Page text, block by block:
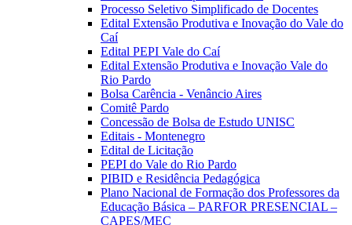
Processo Seletivo Simplificado de Docentes
Edital Extensão Produtiva e Inovação do Vale do
Caí
Edital PEPI Vale do Caí
Edital Extensão Produtiva e Inovação Vale do
Rio Pardo
Bolsa Carência - Venâncio Aires
Comitê Pardo
Concessão de Bolsa de Estudo UNISC
Editais - Montenegro
Edital de Licitação
PEPI do Vale do Rio Pardo
PIBID e Residência Pedagógica
Plano Nacional de Formação dos Professores da
Educação Básica – PARFOR PRESENCIAL –
CAPES/MEC